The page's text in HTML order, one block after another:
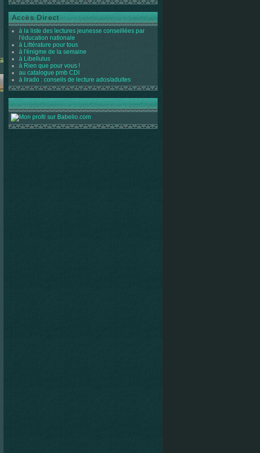
Accès Direct
à la liste des lectures jeunesse conseillées par
l'éducation nationale
à Littérature pour tous
à l'énigme de la semaine
à Libellulus
à Rien que pour vous !
au catalogue pmb CDI
à lirado : conseils de lecture ados/adultes